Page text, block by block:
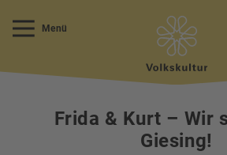
Menü
Frida & Kurt – Wir
Giesing!